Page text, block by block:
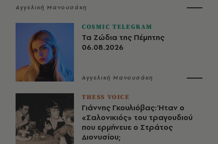
Αγγελική Μανουσάκη
COSMIC TELEGRAM
Τα Ζώδια της Πέμπτης
06.08.2026
Αγγελική Μανουσάκη
THESS VOICE
Γιάννης Γκουλιόβας: Ήταν ο
«Σαλονικιός» του τραγουδιού
που ερμήνευε ο Στράτος
Διονυσίου;